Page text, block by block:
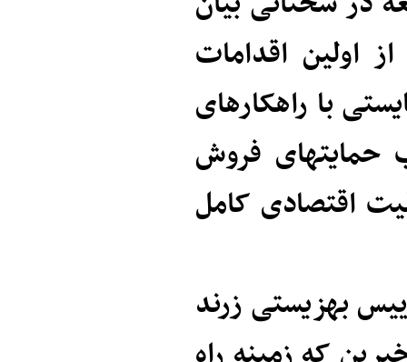
اولین اقدامات
با راهکارهای
حمایتهای فروش
اقتصادی کامل
بهزیستی زرند